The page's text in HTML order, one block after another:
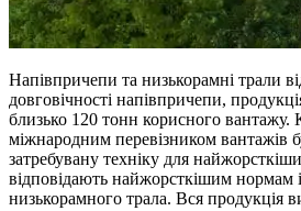
Напівпричепи та низькорамні трали
довговічності напівпричепи,
близько 120 тонн корисного вантажу.
міжнародним перевізником вантажів
затребувану техніку для
відповідають найжорсткішим нормам
низькорамного трала. Вся продукція